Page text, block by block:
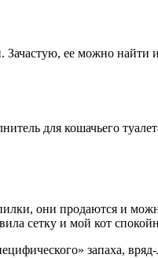
ее можно
для кошачьего
они продаются и
сетку и мой кот
запаха,